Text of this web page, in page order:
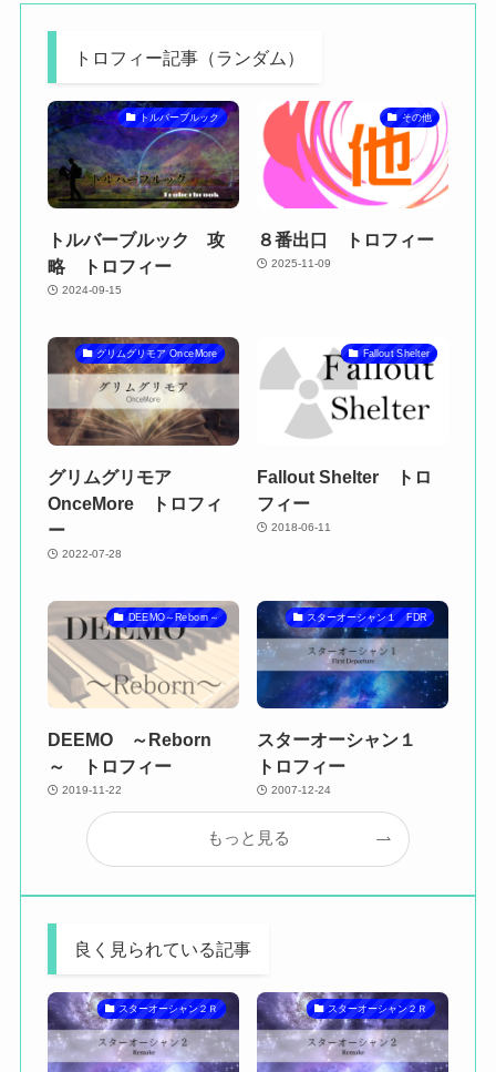
トロフィー記事（ランダム）
トルバーブルック
トルバーブルック 攻
略 トロフィー
2024-09-15
その他
８番出口 トロフィー
2025-11-09
グリムグリモア OnceMore
グリムグリモア
OnceMore トロフィ
ー
2022-07-28
Fallout Shelter
Fallout Shelter トロ
フィー
2018-06-11
DEEMO～Reborn～
DEEMO ～Reborn
～ トロフィー
2019-11-22
スターオーシャン１ FDR
スターオーシャン１
トロフィー
2007-12-24
もっと見る
良く見られている記事
スターオーシャン２Ｒ スターオーシャン２Ｒ